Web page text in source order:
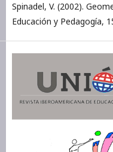
Spinadel, V. (2002).
Educación y Pedagogía,